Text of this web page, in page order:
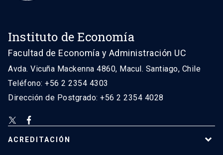
Instituto de Economía
Facultad de Economía y Administración UC
Avda. Vicuña Mackenna 4860, Macul. Santiago, Chile
Teléfono: +56 2 2354 4303
Dirección de Postgrado: +56 2 2354 4028
ACREDITACIÓN